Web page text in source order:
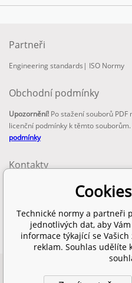
Partneři
Engineering standards | ISO Normy
Obchodní podmínky
Upozornění! Po stažení souborů
licenční podmínky k těmto
podmínky
Kontakty
info@technickenormy.cz
obchod@technickenormy.cz
Telefon:
+420 377 387 684
Technické normy a partneři
jednotlivých dat, aby
informace týkající se
reklam. Souhlas udělíte